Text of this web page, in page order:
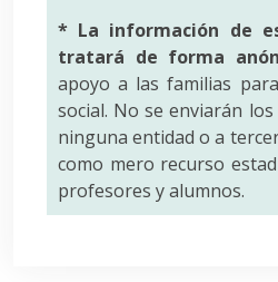
* La información de
tratará de forma
apoyo a las familias
social. No se enviarán
ninguna entidad o a
como mero recurso
profesores y alumnos.